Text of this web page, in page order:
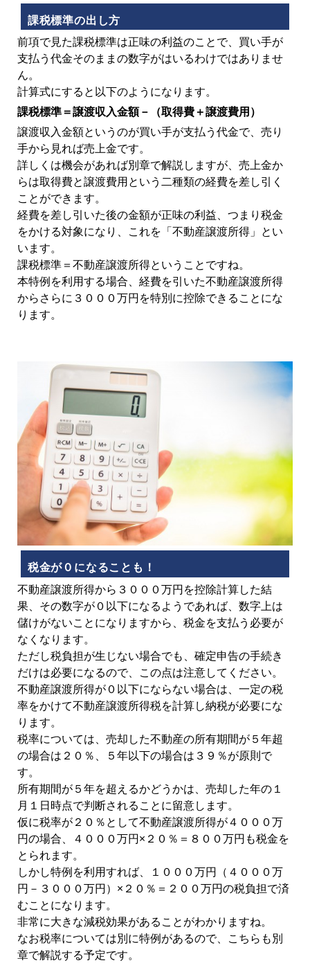
課税標準の出し方
前項で見た課税標準は正味の利益のことで、買い手が
支払う代金そのままの数字がはいるわけではありませ
ん。
計算式にすると以下のようになります。
課税標準＝譲渡収入金額－（取得費＋譲渡費用）
譲渡収入金額というのが買い手が支払う代金で、売り
手から見れば売上金です。
詳しくは機会があれば別章で解説しますが、売上金か
らは取得費と譲渡費用という二種類の経費を差し引く
ことができます。
経費を差し引いた後の金額が正味の利益、つまり税金
をかける対象になり、これを「不動産譲渡所得」とい
います。
課税標準＝不動産譲渡所得ということですね。
本特例を利用する場合、経費を引いた不動産譲渡所得
からさらに３０００万円を特別に控除できることにな
ります。
税金が０になることも！
不動産譲渡所得から３０００万円を控除計算した結
果、その数字が０以下になるようであれば、数字上は
儲けがないことになりますから、税金を支払う必要が
なくなります。
ただし税負担が生じない場合でも、確定申告の手続き
だけは必要になるので、この点は注意してください。
不動産譲渡所得が０以下にならない場合は、一定の税
率をかけて不動産譲渡所得税を計算し納税が必要にな
ります。
税率については、売却した不動産の所有期間が５年超
の場合は２０％、５年以下の場合は３９％が原則で
す。
所有期間が５年を超えるかどうかは、売却した年の１
月１日時点で判断されることに留意します。
仮に税率が２０％として不動産譲渡所得が４０００万
円の場合、４０００万円×２０％＝８００万円も税金を
とられます。
しかし特例を利用すれば、１０００万円（４０００万
円－３０００万円）×２０％＝２００万円の税負担で済
むことになります。
非常に大きな減税効果があることがわかりますね。
なお税率については別に特例があるので、こちらも別
章で解説する予定です。